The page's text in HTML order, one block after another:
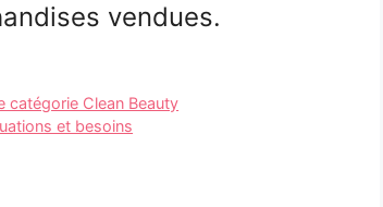
vendues.
catégorie Clean Beauty
et besoins